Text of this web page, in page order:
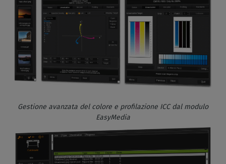
Gestione avanzata del colore e profilazione ICC dal modulo
EasyMedia